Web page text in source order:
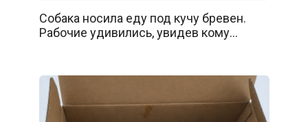
Собака носила еду под кучу бревен.
Рабочие удивились, увидев кому…